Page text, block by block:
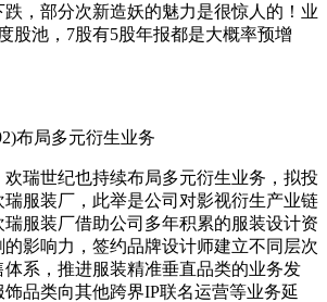
跌，部分次新造妖的魅力是很惊人的！业
股池，7股有5股年报都是大概率预增
局多元衍生业务
世纪也持续布局多元衍生业务，拟投
服装厂，此举是公司对影视衍生产业链
服装厂借助公司多年积累的服装设计资
影响力，签约品牌设计师建立不同层次
系，推进服装精准垂直品类的业务发
品类向其他跨界IP联名运营等业务延